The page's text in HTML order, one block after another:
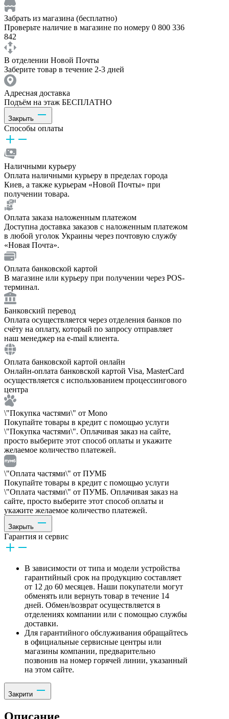
Забрать из магазина (бесплатно)
Проверьте наличие в магазине по номеру 0 800 336
842
В отделении Новой Почты
Заберите товар в течение 2-3 дней
Адресная доставка
Подъём на этаж БЕСПЛАТНО
Закрыть
Способы оплаты
Наличными курьеру
Оплата наличными курьеру в пределах города
Киев, а также курьерам «Новой Почты» при
получении товара.
Оплата заказа наложенным платежом
Доступна доставка заказов с наложенным платежом
в любой уголок Украины через почтовую службу
«Новая Почта».
Оплата банковской картой
В магазине или курьеру при получении через POS-
терминал.
Банковский перевод
Оплата осуществляется через отделения банков по
счёту на оплату, который по запросу отправляет
наш менеджер на e-mail клиента.
Оплата банковской картой онлайн
Онлайн-оплата банковской картой Visa, MasterCard
осуществляется с использованием процессингового
центра
\"Покупка частями\" от Mono
Покупайте товары в кредит с помощью услуги
\"Покупка частями\". Оплачивая заказ на сайте,
просто выберите этот способ оплаты и укажите
желаемое количество платежей.
\"Оплата частями\" от ПУМБ
Покупайте товары в кредит с помощью услуги
\"Оплата частями\" от ПУМБ. Оплачивая заказ на
сайте, просто выберите этот способ оплаты и
укажите желаемое количество платежей.
Закрыть
Гарантия и сервис
В зависимости от типа и модели устройства
гарантийный срок на продукцию составляет
от 12 до 60 месяцев. Наши покупатели могут
обменять или вернуть товар в течение 14
дней. Обмен/возврат осуществляется в
отделениях компании или с помощью службы
доставки.
Для гарантийного обслуживания обращайтесь
в официальные сервисные центры или
магазины компании, предварительно
позвонив на номер горячей линии, указанный
на этом сайте.
Закрити